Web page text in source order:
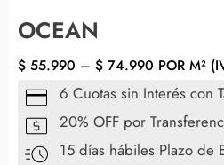
OCEAN
$ 55.990 – $ 74.990 POR M²
6 Cuotas sin Interés con
20% OFF por
15 días hábiles Plazo de